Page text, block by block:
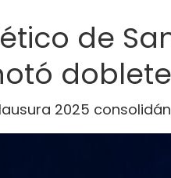
de
doblete
2025